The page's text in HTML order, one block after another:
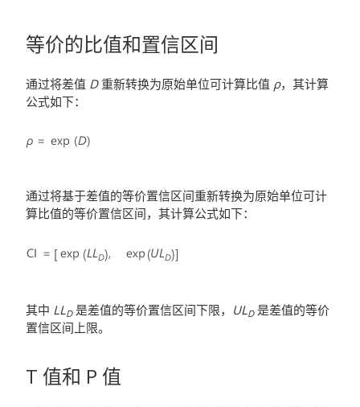
等价的比值和置信区间
通过将差值 D重新转换为原始单位可计算比值 ρ，其计算
公式如下：
通过将基于差值的等价置信区间重新转换为原始单位可计
算比值的等价置信区间，其计算公式如下：
其中 LLD是差值的等价置信区间下限， ULD是差值的等价
置信区间上限。
T 值和 P 值